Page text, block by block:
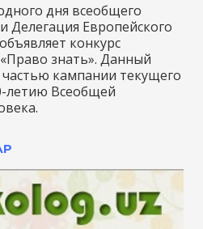
дня всеобщего
Делегация Европейского
конкурс
знать». Данный
частью кампании текущего
летию Всеобщей